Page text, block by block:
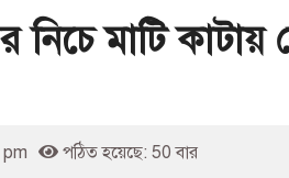
নিচে মাটি
পঠিত হয়েছে: 50 বার